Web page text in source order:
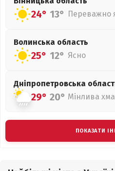
24° 13° Переважно
Волинська область
25° 12° Ясно
Дніпропетровська
29° 20° Мінлива
ПОКАЗАТИ